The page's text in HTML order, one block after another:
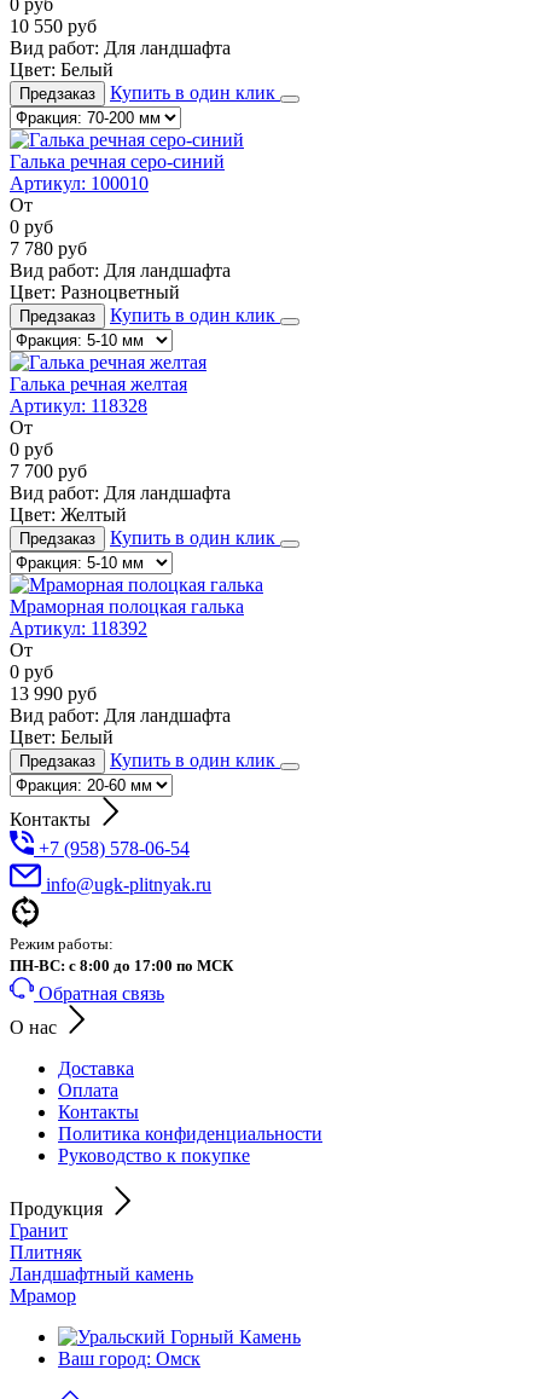
10 550 руб
Вид работ: Для ландшафта
Цвет: Белый
Предзаказ Купить в один клик
Галька речная серо-синий
Артикул: 100010
От
0 руб
7 780 руб
Вид работ: Для ландшафта
Цвет: Разноцветный
Предзаказ Купить в один клик
Галька речная желтая
Артикул: 118328
От
0 руб
7 700 руб
Вид работ: Для ландшафта
Цвет: Желтый
Предзаказ Купить в один клик
Мраморная полоцкая галька
Артикул: 118392
От
0 руб
13 990 руб
Вид работ: Для ландшафта
Цвет: Белый
Предзаказ Купить в один клик
Контакты
+7 (958) 578-06-54
info@ugk-plitnyak.ru
Режим работы:
ПН-ВС: с 8:00 до 17:00 по МСК
Обратная связь
О нас
Доставка
Оплата
Контакты
Политика конфиденциальности
Руководство к покупке
Продукция
Гранит
Плитняк
Ландшафтный камень
Мрамор
Ваш город: Омск